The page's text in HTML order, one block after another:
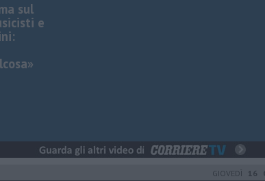
sul
e
GIOVEDÌ 16